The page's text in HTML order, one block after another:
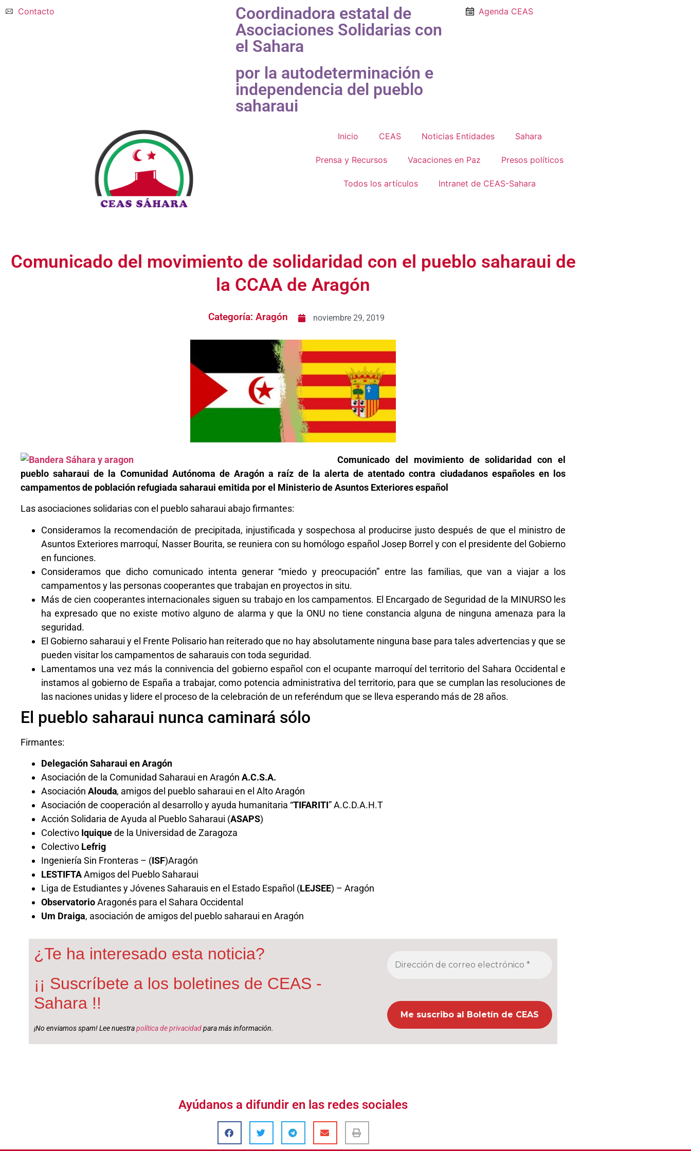
Contacto
Coordinadora estatal de
Asociaciones Solidarias con
el Sahara
por la autodeterminación e
independencia del pueblo
saharaui
Agenda CEAS
Inicio CEAS Noticias Entidades Sahara
Prensa y Recursos Vacaciones en Paz Presos políticos
Todos los artículos Intranet de CEAS-Sahara
Comunicado del movimiento de solidaridad con el pueblo saharaui de
la CCAA de Aragón
Categoría: Aragón noviembre 29, 2019
Comunicado del movimiento de solidaridad con el
pueblo saharaui de la Comunidad Autónoma de Aragón a raíz de la alerta de atentado contra ciudadanos españoles en los
campamentos de población refugiada saharaui emitida por el Ministerio de Asuntos Exteriores español
Las asociaciones solidarias con el pueblo saharaui abajo firmantes:
Consideramos la recomendación de precipitada, injustificada y sospechosa al producirse justo después de que el ministro de
Asuntos Exteriores marroquí, Nasser Bourita, se reuniera con su homólogo español Josep Borrel y con el presidente del Gobierno
en funciones.
Consideramos que dicho comunicado intenta generar “miedo y preocupación” entre las familias, que van a viajar a los
campamentos y las personas cooperantes que trabajan en proyectos in situ.
Más de cien cooperantes internacionales siguen su trabajo en los campamentos. El Encargado de Seguridad de la MINURSO les
ha expresado que no existe motivo alguno de alarma y que la ONU no tiene constancia alguna de ninguna amenaza para la
seguridad.
El Gobierno saharaui y el Frente Polisario han reiterado que no hay absolutamente ninguna base para tales advertencias y que se
pueden visitar los campamentos de saharauis con toda seguridad.
Lamentamos una vez más la connivencia del gobierno español con el ocupante marroquí del territorio del Sahara Occidental e
instamos al gobierno de España a trabajar, como potencia administrativa del territorio, para que se cumplan las resoluciones de
las naciones unidas y lidere el proceso de la celebración de un referéndum que se lleva esperando más de 28 años.
El pueblo saharaui nunca caminará sólo
Firmantes:
Delegación Saharaui en Aragón
Asociación de la Comunidad Saharaui en Aragón A.C.S.A.
Asociación Alouda, amigos del pueblo saharaui en el Alto Aragón
Asociación de cooperación al desarrollo y ayuda humanitaria “TIFARITI” A.C.D.A.H.T
Acción Solidaria de Ayuda al Pueblo Saharaui (ASAPS)
Colectivo Iquiquede la Universidad de Zaragoza
Colectivo Lefrig
Ingeniería Sin Fronteras – (ISF)Aragón
LESTIFTAAmigos del Pueblo Saharaui
Liga de Estudiantes y Jóvenes Saharauis en el Estado Español (LEJSEE) – Aragón
ObservatorioAragonés para el Sahara Occidental
Um Draiga, asociación de amigos del pueblo saharaui en Aragón
¿Te ha interesado esta noticia?
¡¡ Suscríbete a los boletines de CEAS -
Sahara !!
¡No enviamos spam! Lee nuestrapolítica de privacidadpara más información.
Ayúdanos a difundir en las redes sociales